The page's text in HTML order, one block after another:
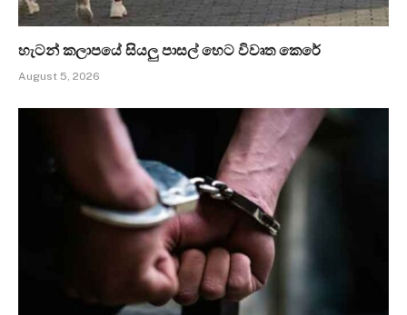
හැටන් කලාපයේ සියලු පාසල් හෙට විවෘත කෙරේ
August 5, 2026